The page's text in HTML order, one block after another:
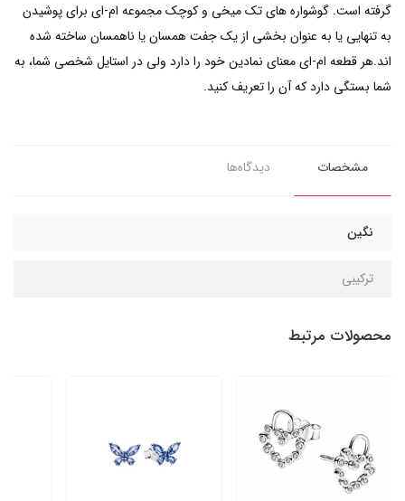
گرفته است. گوشواره های تک میخی و کوچک مجموعه ام-ای برای پوشیدن
به تنهایی یا به عنوان بخشی از یک جفت همسان یا ناهمسان ساخته شده
اند.هر قطعه ام-ای معنای نمادین خود را دارد ولی در استایل شخصی شما، به
شما بستگی دارد که آن را تعریف کنید.
مشخصات دیدگاه‌ها
نگین
ترکیبی
محصولات مرتبط